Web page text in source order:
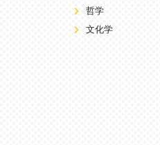
哲学
文化学